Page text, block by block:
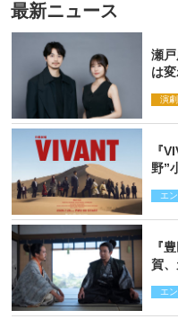
最新ニュース
瀬
は
演劇
『
野”
エ
『
賀
エ